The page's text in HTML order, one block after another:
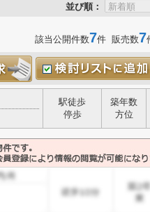
並び順：
該当公開件数7件 販売数7
駅徒歩
停歩
築年数
方位